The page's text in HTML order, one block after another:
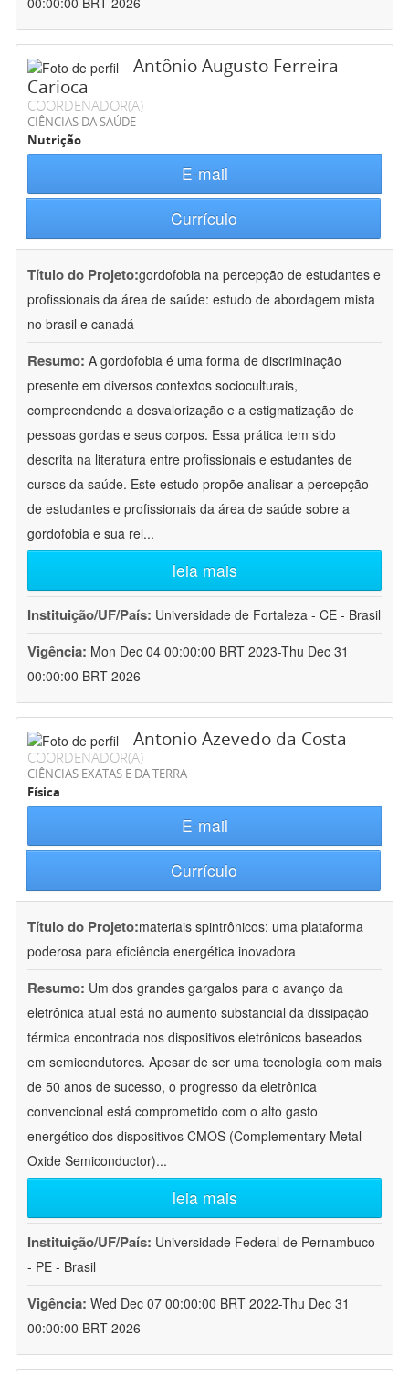
Antônio Augusto Ferreira
Carioca
COORDENADOR(A)
CIÊNCIAS DA SAÚDE
Nutrição
E-mail
Currículo
Título do Projeto:gordofobia na percepção de estudantes e
profissionais da área de saúde: estudo de abordagem mista
no brasil e canadá
Resumo: A gordofobia é uma forma de discriminação
presente em diversos contextos socioculturais,
compreendendo a desvalorização e a estigmatização de
pessoas gordas e seus corpos. Essa prática tem sido
descrita na literatura entre profissionais e estudantes de
cursos da saúde. Este estudo propõe analisar a percepção
de estudantes e profissionais da área de saúde sobre a
gordofobia e sua rel...
leia mais
Instituição/UF/País: Universidade de Fortaleza - CE - Brasil
Vigência: Mon Dec 04 00:00:00 BRT 2023-Thu Dec 31
00:00:00 BRT 2026
Antonio Azevedo da Costa
COORDENADOR(A)
CIÊNCIAS EXATAS E DA TERRA
Física
E-mail
Currículo
Título do Projeto:materiais spintrônicos: uma plataforma
poderosa para eficiência energética inovadora
Resumo: Um dos grandes gargalos para o avanço da
eletrônica atual está no aumento substancial da dissipação
térmica encontrada nos dispositivos eletrônicos baseados
em semicondutores. Apesar de ser uma tecnologia com mais
de 50 anos de sucesso, o progresso da eletrônica
convencional está comprometido com o alto gasto
energético dos dispositivos CMOS (Complementary Metal-
Oxide Semiconductor)...
leia mais
Instituição/UF/País: Universidade Federal de Pernambuco
- PE - Brasil
Vigência: Wed Dec 07 00:00:00 BRT 2022-Thu Dec 31
00:00:00 BRT 2026